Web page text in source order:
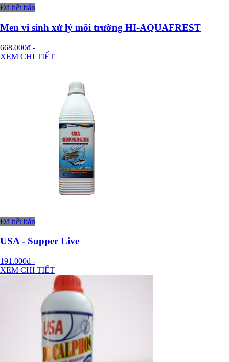
Đã hết bán
Men vi sinh xử lý môi trường HI-AQUAFREST
668.000đ -
XEM CHI TIẾT
Đã hết bán
USA - Supper Live
191.000đ -
XEM CHI TIẾT